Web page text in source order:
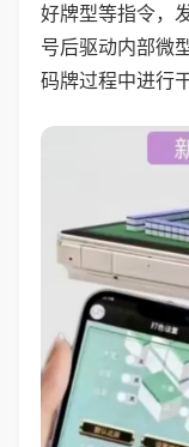
好牌型等指令，
号后驱动内部微
码牌过程中进行